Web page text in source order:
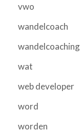
vwo
wandelcoach
wandelcoaching
wat
web developer
word
worden